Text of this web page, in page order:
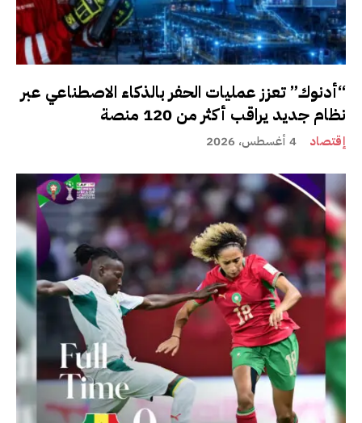
“أدنوك” تعزز عمليات الحفر بالذكاء الاصطناعي عبر
نظام جديد يراقب أكثر من 120 منصة
إقتصاد 4 أغسطس، 2026